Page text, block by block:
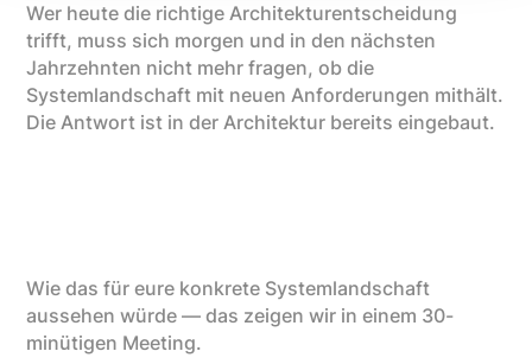
Wer heute die richtige Architekturentscheidung
trifft, muss sich morgen und in den nächsten
Jahrzehnten nicht mehr fragen, ob die
Systemlandschaft mit neuen Anforderungen mithält.
Die Antwort ist in der Architektur bereits eingebaut.
Wie das für eure konkrete Systemlandschaft
aussehen würde — das zeigen wir in einem 30-
minütigen Meeting.